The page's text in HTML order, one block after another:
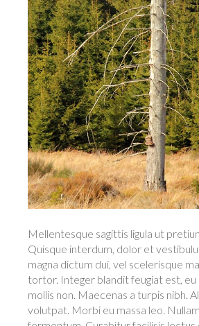
Mellentesque sagittis ligula ut
Quisque interdum, dolor et
magna dictum dui, vel scelerisque
tortor. Integer blandit feugiat est, eu
mollis non. Maecenas a turpis nibh.
volutpat. Morbi eu massa leo.